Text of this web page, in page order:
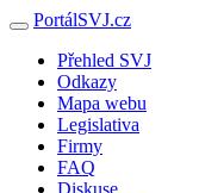
PortálSVJ.cz
Přehled SVJ
Odkazy
Mapa webu
Legislativa
Firmy
FAQ
Diskuse